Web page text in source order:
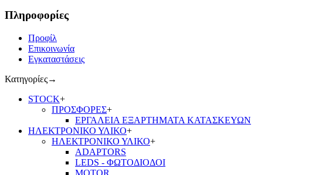
Πληροφορίες
Προφίλ
Επικοινωνία
Εγκαταστάσεις
Κατηγορίες→
STOCK+
ΠΡΟΣΦΟΡΕΣ+
ΕΡΓΑΛΕΙΑ ΕΞΑΡΤΗΜΑΤΑ ΚΑΤΑΣΚΕΥΩΝ
ΗΛΕΚΤΡΟΝΙΚΟ ΥΛΙΚΟ+
ΗΛΕΚΤΡΟΝΙΚΟ ΥΛΙΚΟ+
ADAPTORS
LEDS - ΦΩΤΟΔΙΟΔΟΙ
MOTOR